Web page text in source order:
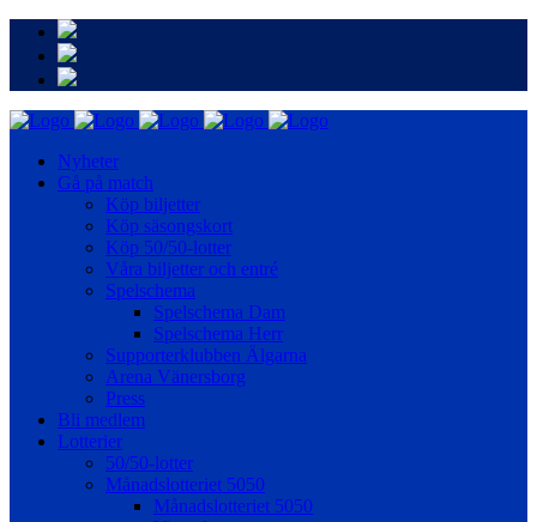
Nyheter
Gå på match
Köp biljetter
Köp säsongskort
Köp 50/50-lotter
Våra biljetter och entré
Spelschema
Spelschema Dam
Spelschema Herr
Supporterklubben Älgarna
Arena Vänersborg
Press
Bli medlem
Lotterier
50/50-lotter
Månadslotteriet 5050
Månadslotteriet 5050